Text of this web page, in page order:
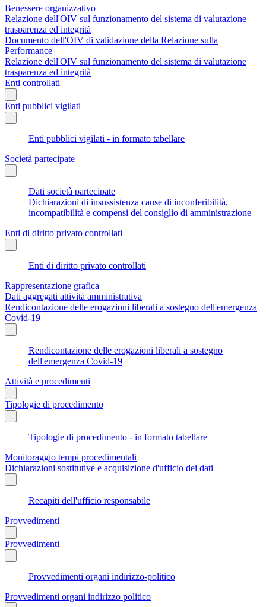
Benessere organizzativo
Relazione dell'OIV sul funzionamento del sistema di valutazione
trasparenza ed integrità
Documento dell'OIV di validazione della Relazione sulla
Performance
Relazione dell'OIV sul funzionamento del sistema di valutazione
trasparenza ed integrità
Enti controllati
Enti pubblici vigilati
Enti pubblici vigilati - in formato tabellare
Società partecipate
Dati società partecipate
Dichiarazioni di insussistenza cause di inconferibilità,
incompatibilità e compensi del consiglio di amministrazione
Enti di diritto privato controllati
Enti di diritto privato controllati
Rappresentazione grafica
Dati aggregati attività amministrativa
Rendicontazione delle erogazioni liberali a sostegno dell'emergenza
Covid-19
Rendicontazione delle erogazioni liberali a sostegno
dell'emergenza Covid-19
Attività e procedimenti
Tipologie di procedimento
Tipologie di procedimento - in formato tabellare
Monitoraggio tempi procedimentali
Dichiarazioni sostitutive e acquisizione d'ufficio dei dati
Recapiti dell'ufficio responsabile
Provvedimenti
Provvedimenti
Provvedimenti organi indirizzo-politico
Provvedimenti organi indirizzo politico